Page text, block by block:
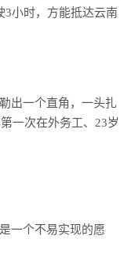
3小时，方能抵达云南
出一个直角，一头扎
一次在外务工、23岁
一个不易实现的愿